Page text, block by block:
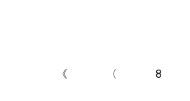
《 〈 8